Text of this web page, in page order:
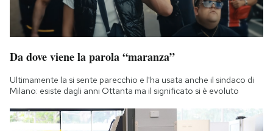
Da dove viene la parola “maranza”
Ultimamente la si sente parecchio e l'ha usata anche il sindaco di
Milano: esiste dagli anni Ottanta ma il significato si è evoluto